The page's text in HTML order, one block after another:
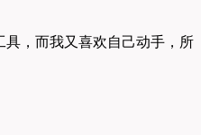
，而我又喜欢自己动手，所